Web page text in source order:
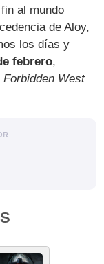
al mundo
de Aloy,
los días y
febrero,
Forbidden West